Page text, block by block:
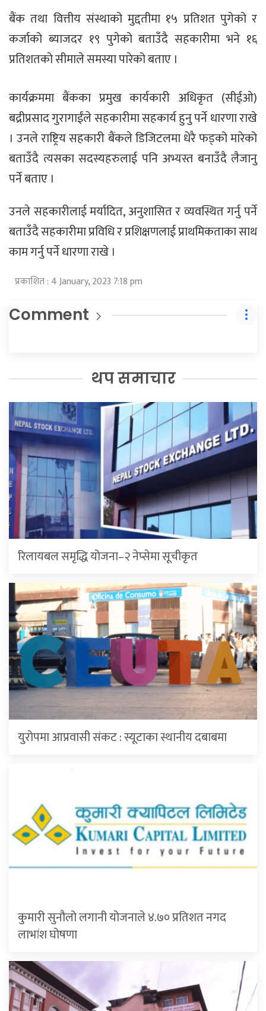
बैंक तथा वित्तीय संस्थाको मुद्दतीमा १५ प्रतिशत पुगेको र
कर्जाको ब्याजदर १९ पुगेको बताउँदै सहकारीमा भने १६
प्रतिशतको सीमाले समस्या पारेको बताए ।
कार्यक्रममा बैंकका प्रमुख कार्यकारी अधिकृत (सीईओ)
बद्रीप्रसाद गुरागाईंले सहकारीमा सहकार्य हुनु पर्ने धारणा राखे
। उनले राष्ट्रिय सहकारी बैंकले डिजिटलमा धेरै फड्को मारेको
बताउँदै त्यसका सदस्यहरुलाई पनि अभ्यस्त बनाउँदै लैजानु
पर्ने बताए ।
उनले सहकारीलाई मर्यादित, अनुशासित र व्यवस्थित गर्नु पर्ने
बताउँदै सहकारीमा प्रविधि र प्रशिक्षणलाई प्राथमिकताका साथ
काम गर्नु पर्ने धारणा राखे ।
प्रकाशित : 4 January, 2023 7:18 pm
Comment
थप समाचार
रिलायबल समृद्धि योजना–२ नेप्सेमा सूचीकृत
युरोपमा आप्रवासी संकट : स्यूटाका स्थानीय दबाबमा
कुमारी सुनौलो लगानी योजनाले ४.७० प्रतिशत नगद
लाभांश घोषणा